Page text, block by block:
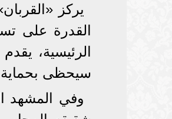
يركز
القدرة على
الرئيسية،
سيحظى بحماية
وفي المشهد